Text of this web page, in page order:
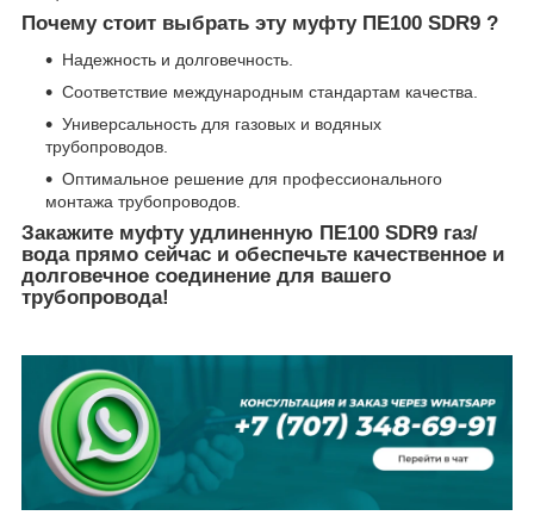
Почему стоит выбрать эту муфту ПЕ100 SDR9 ?
Надежность и долговечность.
Соответствие международным стандартам качества.
Универсальность для газовых и водяных
трубопроводов.
Оптимальное решение для профессионального
монтажа трубопроводов.
Закажите муфту удлиненную ПЕ100 SDR9 газ/
вода прямо сейчас и обеспечьте качественное и
долговечное соединение для вашего
трубопровода!